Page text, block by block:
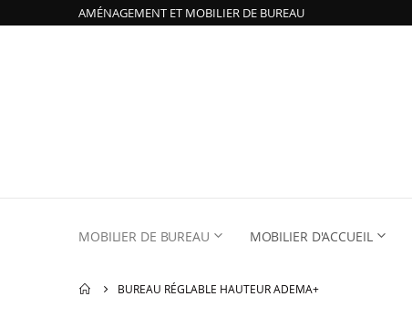
AMÉNAGEMENT ET MOBILIER DE BUREAU
MOBILIER DE BUREAU MOBILIER D'ACCUEIL
BUREAU RÉGLABLE HAUTEUR ADEMA+